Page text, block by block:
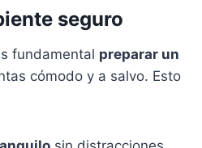
seguro
fundamental preparar un
cómodo y a salvo. Esto